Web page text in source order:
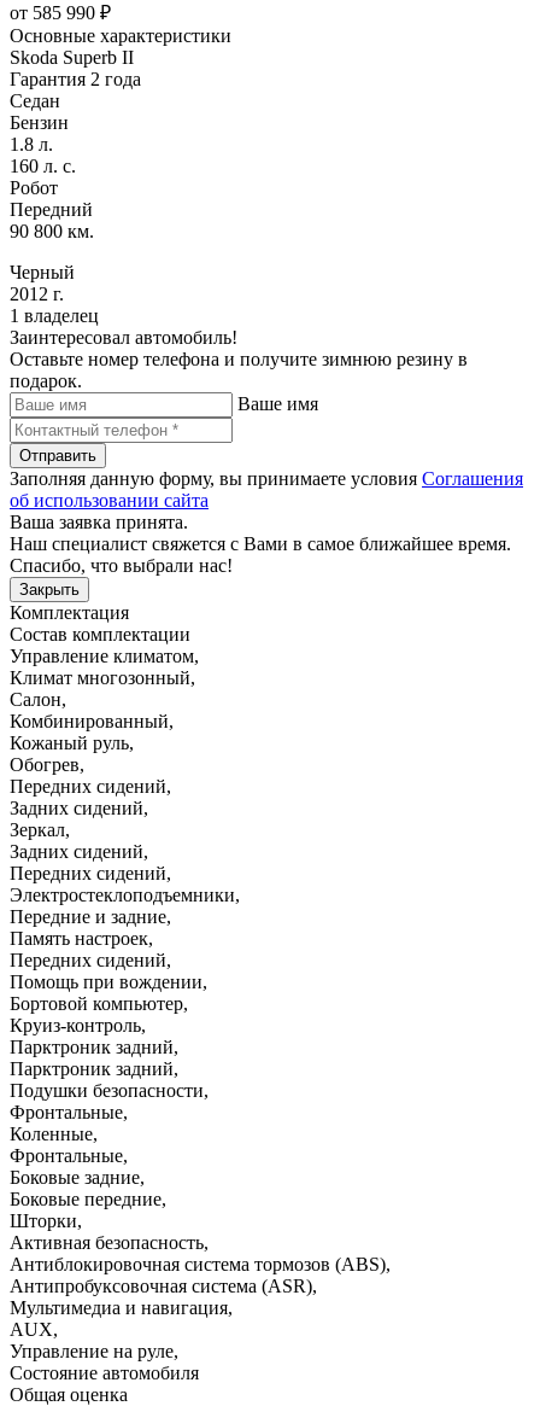
от 585 990 ₽
Основные характеристики
Skoda Superb II
Гарантия 2 года
Седан
Бензин
1.8 л.
160 л. с.
Робот
Передний
90 800 км.
Черный
2012 г.
1 владелец
Заинтересовал автомобиль!
Оставьте номер телефона и получите зимнюю резину в
подарок.
Ваше имя
Отправить
Заполняя данную форму, вы принимаете условия Соглашения
об использовании сайта
Ваша заявка принята.
Наш специалист свяжется с Вами в самое ближайшее время.
Спасибо, что выбрали нас!
Закрыть
Комплектация
Состав комплектации
Управление климатом,
Климат многозонный,
Салон,
Комбинированный,
Кожаный руль,
Обогрев,
Передних сидений,
Задних сидений,
Зеркал,
Задних сидений,
Передних сидений,
Электростеклоподъемники,
Передние и задние,
Память настроек,
Передних сидений,
Помощь при вождении,
Бортовой компьютер,
Круиз-контроль,
Парктроник задний,
Парктроник задний,
Подушки безопасности,
Фронтальные,
Коленные,
Фронтальные,
Боковые задние,
Боковые передние,
Шторки,
Активная безопасность,
Антиблокировочная система тормозов (ABS),
Антипробуксовочная система (ASR),
Мультимедиа и навигация,
AUX,
Управление на руле,
Состояние автомобиля
Общая оценка